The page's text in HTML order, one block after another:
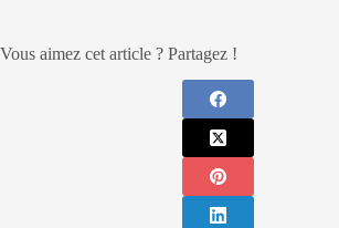
Vous aimez cet article ? Partagez !